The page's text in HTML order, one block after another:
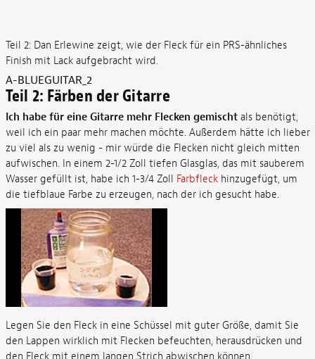
Teil 2: Dan Erlewine zeigt, wie der Fleck für ein PRS-ähnliches
Finish mit Lack aufgebracht wird.
A-BLUEGUITAR_2
Teil 2: Färben der Gitarre
Ich habe für eine Gitarre mehr Flecken gemischtals benötigt,
weil ich ein paar mehr machen möchte. Außerdem hätte ich lieber
zu viel als zu wenig - mir würde die Flecken nicht gleich mitten
aufwischen. In einem 2-1/2 Zoll tiefen Glasglas, das mit sauberem
Wasser gefüllt ist, habe ich 1-3/4 Zoll Farbfleckhinzugefügt, um
die tiefblaue Farbe zu erzeugen, nach der ich gesucht habe.
Legen Sie den Fleck in eine Schüssel mit guter Größe, damit Sie
den Lappen wirklich mit Flecken befeuchten, herausdrücken und
den Fleck mit einem langen Strich abwischen können.